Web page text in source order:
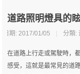
道路照明燈具的
日期: 2017/01/05 分類:
在道路上行走或駕駛時，
感受，這就是最常見的道